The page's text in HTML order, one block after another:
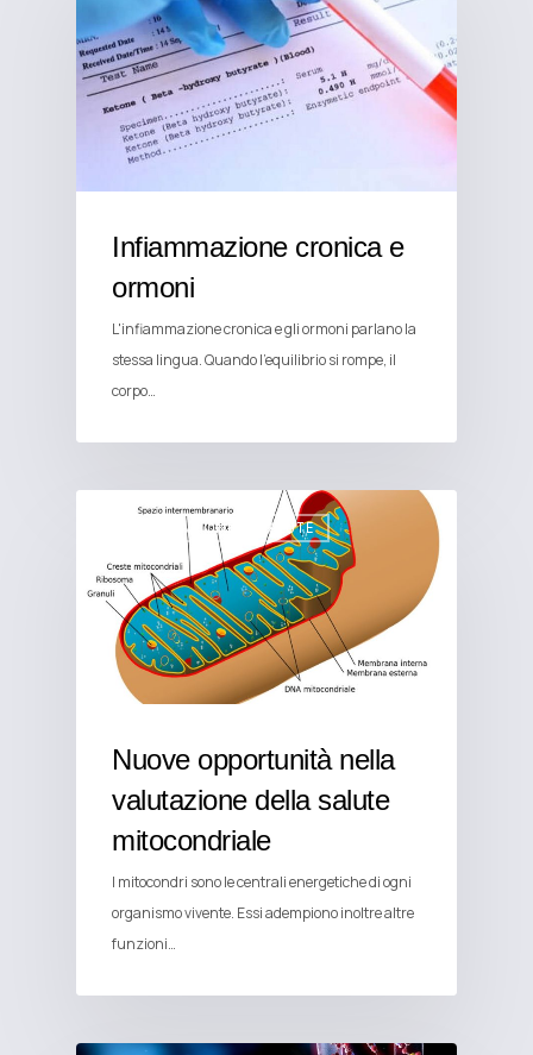
Infiammazione cronica e
ormoni
L'infiammazione cronica e gli ormoni parlano la
stessa lingua. Quando l'equilibrio si rompe, il
corpo…
ALIMENTAZIONE E SALUTE
Nuove opportunità nella
valutazione della salute
mitocondriale
I mitocondri sono le centrali energetiche di ogni
organismo vivente. Essi adempiono inoltre altre
funzioni…